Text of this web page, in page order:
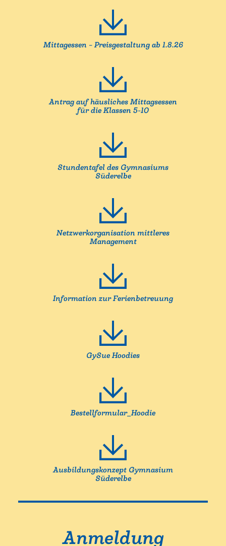
Mittagessen – Preisgestaltung ab 1.8.26
Antrag auf häusliches Mittagsessen
für die Klassen 5-10
Stundentafel des Gymnasiums
Süderelbe
Netzwerkorganisation mittleres
Management
Information zur Ferienbetreuung
GySue Hoodies
Bestellformular_Hoodie
Ausbildungskonzept Gymnasium
Süderelbe
Anmeldung